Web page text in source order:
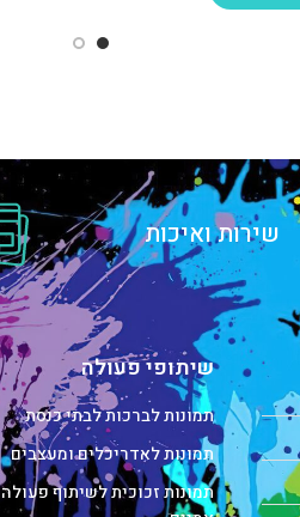
שירות ואיכות
שיתופי פעולה
תמונות לברכות לבתי כנסת
תמונות לאדריכלים ומעצבים
תמונות זכוכית לשיתוף פעולה